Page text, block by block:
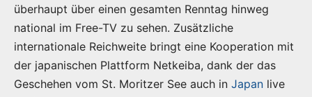
überhaupt über einen gesamten Renntag hinweg
national im Free-TV zu sehen. Zusätzliche
internationale Reichweite bringt eine Kooperation mit
der japanischen Plattform Netkeiba, dank der das
Geschehen vom St. Moritzer See auch in Japan live